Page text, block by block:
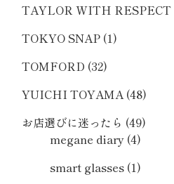
TAYLOR WITH RESPECT
TOKYO SNAP (1)
TOMFORD (32)
YUICHI TOYAMA (48)
お店選びに迷ったら (49)
megane diary (4)
smart glasses (1)